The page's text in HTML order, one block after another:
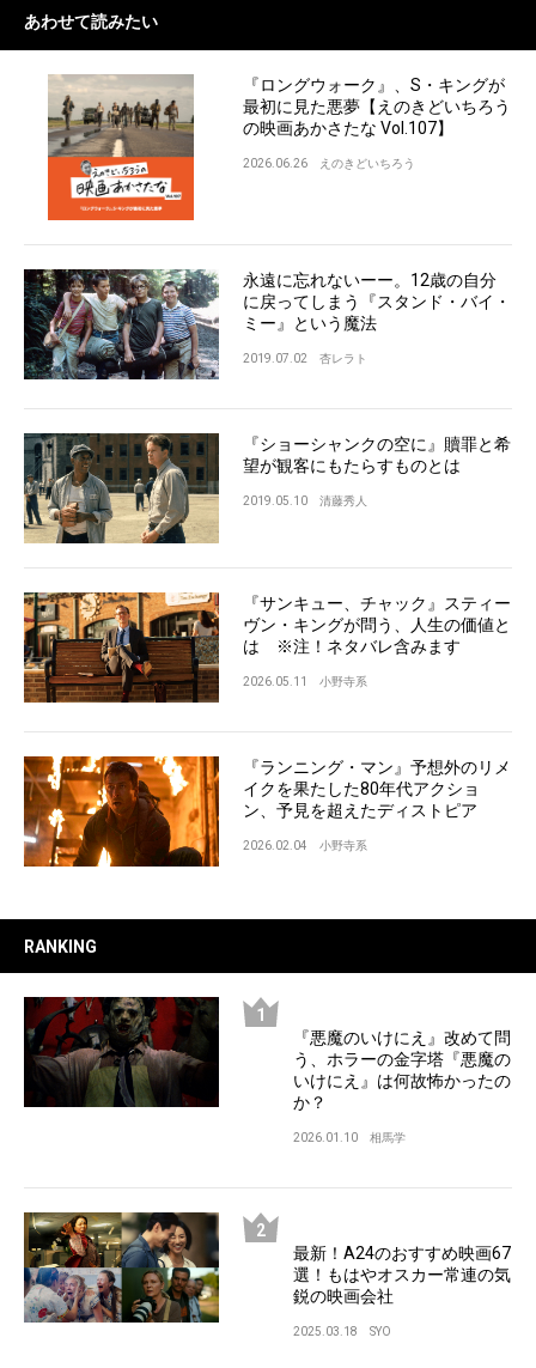
あわせて読みたい
『ロングウォーク』、S・キングが
最初に見た悪夢【えのきどいちろう
の映画あかさたな Vol.107】
2026.06.26 えのきどいちろう
永遠に忘れないーー。12歳の自分
に戻ってしまう『スタンド・バイ・
ミー』という魔法
2019.07.02 杏レラト
『ショーシャンクの空に』贖罪と希
望が観客にもたらすものとは
2019.05.10 清藤秀人
『サンキュー、チャック』スティー
ヴン・キングが問う、人生の価値と
は ※注！ネタバレ含みます
2026.05.11 小野寺系
『ランニング・マン』予想外のリメ
イクを果たした80年代アクショ
ン、予見を超えたディストピア
2026.02.04 小野寺系
RANKING
『悪魔のいけにえ』改めて問
う、ホラーの金字塔『悪魔の
いけにえ』は何故怖かったの
か？
2026.01.10 相馬学
最新！A24のおすすめ映画67
選！もはやオスカー常連の気
鋭の映画会社
2025.03.18 SYO